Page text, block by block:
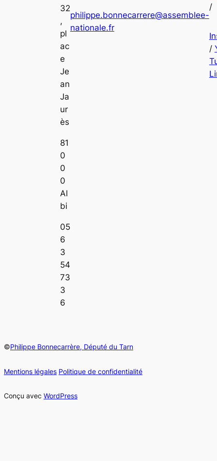
32
,
pl
ac
e
Je
an
Ja
ur
ès
81
0
0
0
Al
bi
05
6
3
54
73
3
6
philippe.bonnecarrere@assemblee-
nationale.fr
/
/
©Philippe Bonnecarrère, Député du Tarn
Mentions légales Politique de confidentialité
Conçu avec WordPress